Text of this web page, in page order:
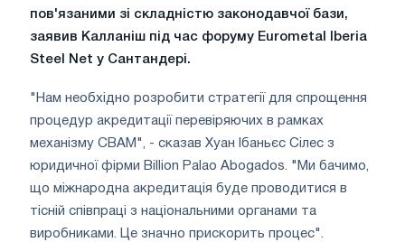
пов'язаними зі складністю законодавчої бази,
заявив Калланіш під час форуму Eurometal Iberia
Steel Net у Сантандері.
"Нам необхідно розробити стратегії для спрощення
процедур акредитації перевіряючих в рамках
механізму CBAM", - сказав Хуан Ібаньєс Сілес з
юридичної фірми Billion Palao Abogados. "Ми бачимо,
що міжнародна акредитація буде проводитися в
тісній співпраці з національними органами та
виробниками. Це значно прискорить процес".